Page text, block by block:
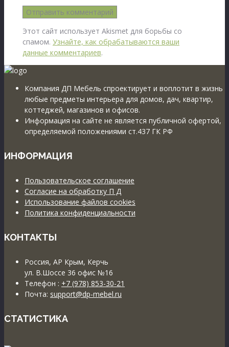
Этот сайт использует Akismet для борьбы со
спамом. Узнайте, как обрабатываются ваши
данные комментариев.
Компания ДП Мебель спроектирует и воплотит в жизнь
любые предметы интерьера для домов, дач, квартир,
коттеджей, магазинов и офисов.
Информация на сайте не является публичной офертой,
определяемой положениями ст.437 ГК РФ
ИНФОРМАЦИЯ
Пользовательское соглашение
Согласие на обработку П Д
Использование файлов cookies
Политика конфиденциальности
КОНТАКТЫ
Россия, АР Крым, Керчь
ул. В.Шоссе 36 офис №16
Телефон : +7 (978) 853-30-21
Почта: support@dp-mebel.ru
СТАТИСТИКА